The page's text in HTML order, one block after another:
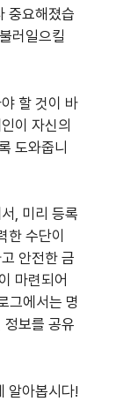
중요해졌습
러일으킬
할 것이 바
이 자신의
도와줍니
, 미리 등록
한 수단이
안전한 금
마련되어
그에서는 명
정보를 공유
알아봅시다!